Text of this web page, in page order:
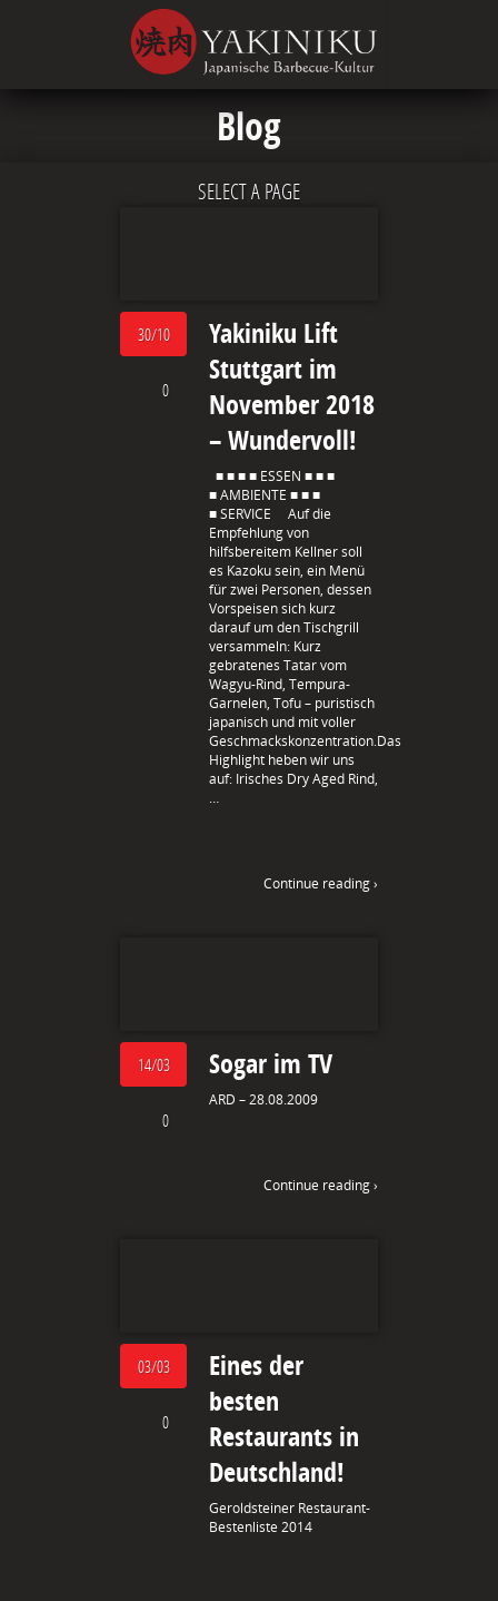
SELECT A PAGE
Blog
30/10
0
Yakiniku Lift
Stuttgart im
November 2018
– Wundervoll!
■ ■ ■ ■ ESSEN ■ ■ ■
■ AMBIENTE ■ ■ ■
■ SERVICE Auf die
Empfehlung von
hilfsbereitem Kellner soll
es Kazoku sein, ein Menü
für zwei Personen, dessen
Vorspeisen sich kurz
darauf um den Tischgrill
versammeln: Kurz
gebratenes Tatar vom
Wagyu-Rind, Tempura-
Garnelen, Tofu – puristisch
japanisch und mit voller
Geschmackskonzentration.Das
Highlight heben wir uns
auf: Irisches Dry Aged Rind,
…
Continue reading ›
14/03
0
Sogar im TV
ARD – 28.08.2009
Continue reading ›
03/03
0
Eines der
besten
Restaurants in
Deutschland!
Geroldsteiner Restaurant-
Bestenliste 2014